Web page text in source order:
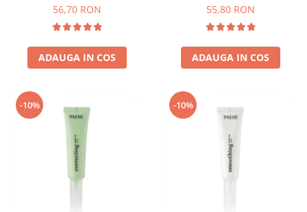
56,70 RON
ADAUGA IN COS
55,80 RON
ADAUGA IN COS
-10% -10%